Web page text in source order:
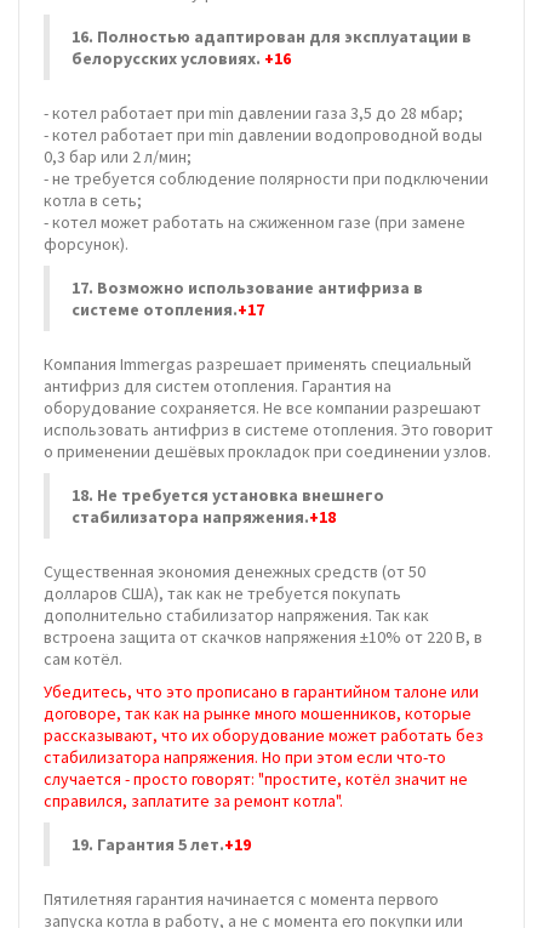
16. Полностью адаптирован для эксплуатации в
белорусских условиях. +16
- котел работает при min давлении газа 3,5 до 28 мбар;
- котел работает при min давлении водопроводной воды
0,3 бар или 2 л/мин;
- не требуется соблюдение полярности при подключении
котла в сеть;
- котел может работать на сжиженном газе (при замене
форсунок).
17. Возможно использование антифриза в
системе отопления.+17
Компания Immergas разрешает применять специальный
антифриз для систем отопления. Гарантия на
оборудование сохраняется. Не все компании разрешают
использовать антифриз в системе отопления. Это говорит
о применении дешёвых прокладок при соединении узлов.
18. Не требуется установка внешнего
стабилизатора напряжения.+18
Существенная экономия денежных средств (от 50
долларов США), так как не требуется покупать
дополнительно стабилизатор напряжения. Так как
встроена защита от скачков напряжения ±10% от 220 В, в
сам котёл.
Убедитесь, что это прописано в гарантийном талоне или
договоре, так как на рынке много мошенников, которые
рассказывают, что их оборудование может работать без
стабилизатора напряжения. Но при этом если что-то
случается - просто говорят: "простите, котёл значит не
справился, заплатите за ремонт котла".
19. Гарантия 5 лет.+19
Пятилетняя гарантия начинается с момента первого
запуска котла в работу, а не с момента его покупки или